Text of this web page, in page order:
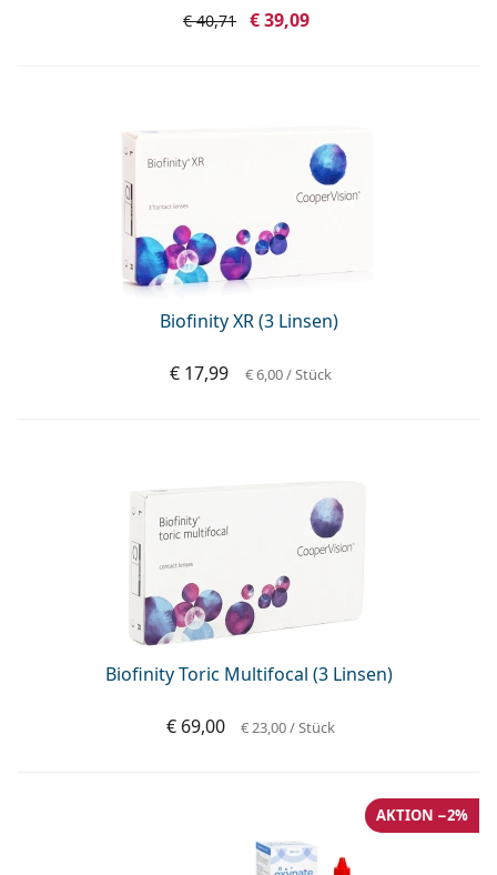
€ 40,71 € 39,09
Biofinity XR (3 Linsen)
€ 17,99 € 6,00/ Stück
Biofinity Toric Multifocal (3 Linsen)
€ 69,00 € 23,00/ Stück
AKTION −2%